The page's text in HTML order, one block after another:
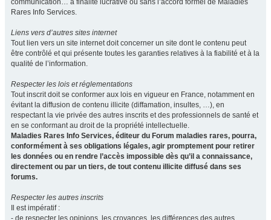
communication… à finalité lucrative ou sans l’accord formel de Maladies
Rares Info Services.
Liens vers d’autres sites internet
Tout lien vers un site internet doit concerner un site dont le contenu peut
être contrôlé et qui présente toutes les garanties relatives à la fiabilité et à la
qualité de l’information.
Respecter les lois et réglementations
Tout inscrit doit se conformer aux lois en vigueur en France, notamment en
évitant la diffusion de contenu illicite (diffamation, insultes, …), en
respectant la vie privée des autres inscrits et des professionnels de santé et
en se conformant au droit de la propriété intellectuelle.
Maladies Rares Info Services, éditeur du Forum maladies rares, pourra,
conformément à ses obligations légales, agir promptement pour retirer
les données ou en rendre l’accès impossible dès qu’il a connaissance,
directement ou par un tiers, de tout contenu illicite diffusé dans ses
forums.
Respecter les autres inscrits
Il est impératif :
- de respecter les opinions, les croyances, les différences des autres